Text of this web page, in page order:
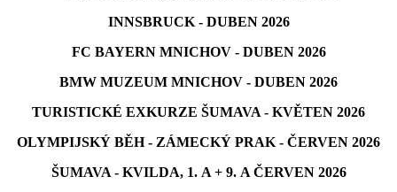
INNSBRUCK - DUBEN 2026
FC BAYERN MNICHOV - DUBEN 2026
BMW MUZEUM MNICHOV - DUBEN 2026
TURISTICKÉ EXKURZE ŠUMAVA - KVĚTEN 2026
OLYMPIJSKÝ BĚH - ZÁMECKÝ PRAK - ČERVEN 2026
ŠUMAVA - KVILDA, 1. A + 9. A ČERVEN 2026